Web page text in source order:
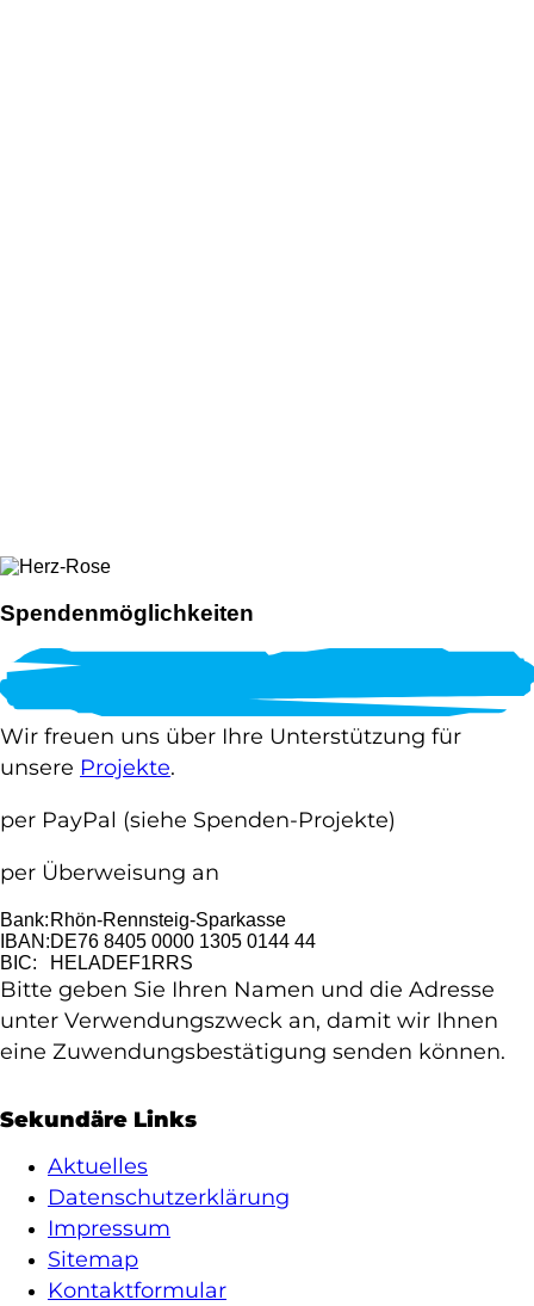
Spendenmöglichkeiten
Wir freuen uns über Ihre Unterstützung für
unsere Projekte.
per PayPal (siehe Spenden-Projekte)
per Überweisung an
Bank: Rhön-Rennsteig-Sparkasse
IBAN:DE76 8405 0000 1305 0144 44
BIC:
HELADEF1RRS
Bitte geben Sie Ihren Namen und die Adresse
unter Verwendungszweck an, damit wir Ihnen
eine Zuwendungsbestätigung senden können.
Sekundäre Links
Aktuelles
Datenschutzerklärung
Impressum
Sitemap
Kontaktformular